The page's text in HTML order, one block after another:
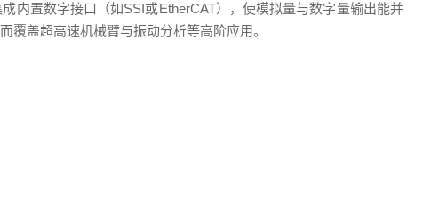
内置数字接口（如SSI或EtherCAT），使模拟量与数字量输出能并
盖超高速机械臂与振动分析等高阶应用。